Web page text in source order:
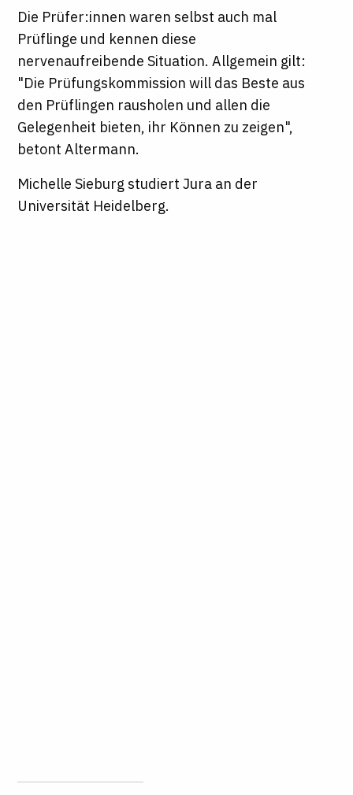
Die Prüfer:innen waren selbst auch mal
Prüflinge und kennen diese
nervenaufreibende Situation. Allgemein gilt:
"Die Prüfungskommission will das Beste aus
den Prüflingen rausholen und allen die
Gelegenheit bieten, ihr Können zu zeigen",
betont Altermann.
Michelle Sieburg studiert Jura an der
Universität Heidelberg.